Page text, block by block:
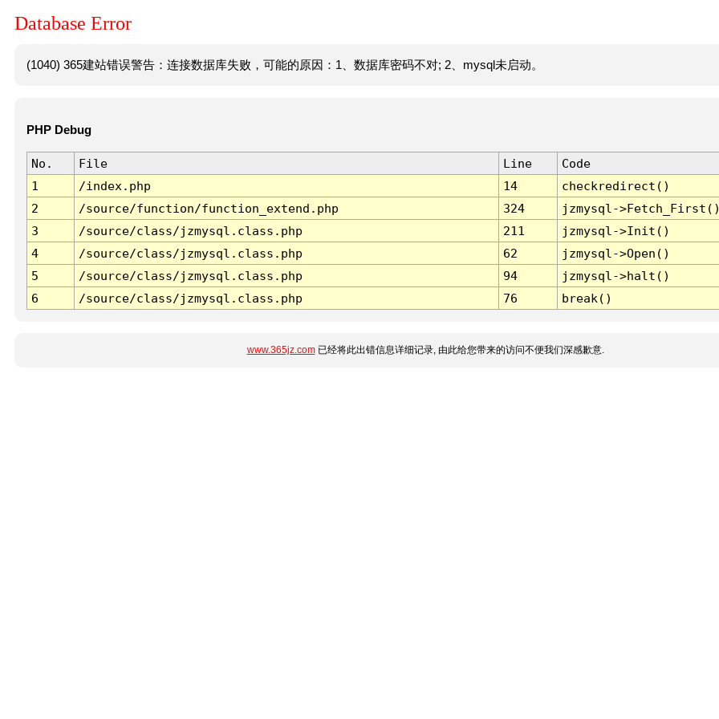
Database Error
(1040) 365建站错误警告：连接数据库失败，可能的原因：1、数据库密码不对; 2、mysql未启动。
PHP Debug
No. File Line
Code
1
/index.php 14
checkredirect()
2
/source/function/function_extend.php 324
jzmysql-
3
/source/class/jzmysql.class.php 211
jzmysql->Init()
4
/source/class/jzmysql.class.php 62
jzmysql->Open()
5
/source/class/jzmysql.class.php 94
jzmysql->halt()
6
/source/class/jzmysql.class.php 76 break()
www.365jz.com已经将此出错信息详细记录, 由此给您带来的访问不便我们深感歉意.